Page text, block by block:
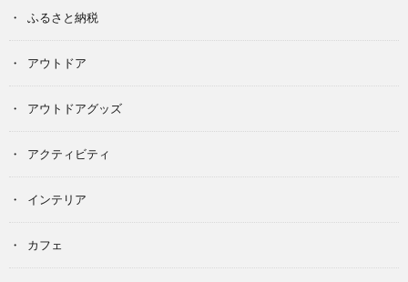
ふるさと納税
アウトドア
アウトドアグッズ
アクティビティ
インテリア
カフェ